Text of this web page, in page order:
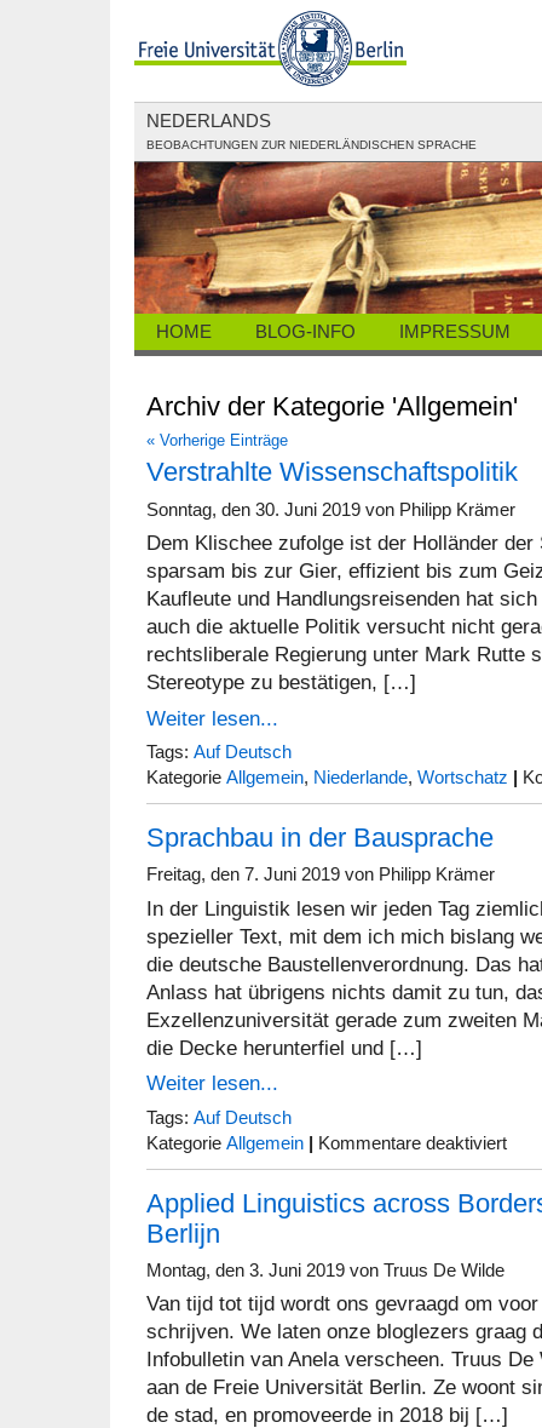
NEDERLANDS
BEOBACHTUNGEN ZUR NIEDERLÄNDISCHEN SPRACHE
HOME BLOG-INFO IMPRESSUM
Archiv der Kategorie 'Allgemein'
« Vorherige Einträge
Verstrahlte Wissenschaftspolitik
Sonntag, den 30. Juni 2019 von Philipp Krämer
Dem Klischee zufolge ist der Holländer der
sparsam bis zur Gier, effizient bis zum
Kaufleute und Handlungsreisenden hat
auch die aktuelle Politik versucht nicht
rechtsliberale Regierung unter Mark Rutte
Stereotype zu bestätigen, […]
Weiter lesen...
Tags: Auf Deutsch
Kategorie Allgemein, Niederlande, Wortschatz
Sprachbau in der Bausprache
Freitag, den 7. Juni 2019 von Philipp Krämer
In der Linguistik lesen wir jeden Tag
spezieller Text, mit dem ich mich bislang
die deutsche Baustellenverordnung. Das
Anlass hat übrigens nichts damit zu tun,
Exzellenzuniversität gerade zum zweiten
die Decke herunterfiel und […]
Weiter lesen...
Tags: Auf Deutsch
Kategorie Allgemein | Kommentare deaktiviertfür
der
Applied Linguistics across
Berlijn
Montag, den 3. Juni 2019 von Truus De Wilde
Van tijd tot tijd wordt ons gevraagd om
schrijven. We laten onze bloglezers graag
Infobulletin van Anela verscheen. Truus
aan de Freie Universität Berlin. Ze woont
de stad, en promoveerde in 2018 bij […]